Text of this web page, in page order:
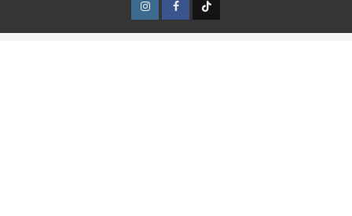
InstagramFacebook
TikTok